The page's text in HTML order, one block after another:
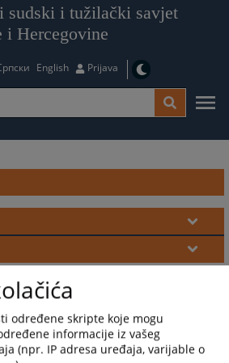
sudski i tužilački savjet
i Hercegovine
English Prijava
i tužilaštva
za kandidate na
uposlenika
u BiH
sadržaju javnoga
određene skripte koje mogu
informacije iz vašeg
(npr. IP adresa uređaja, varijable o